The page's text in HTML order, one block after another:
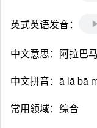
英式英语发音：
中文意思：阿拉巴
中文拼音：ā lā bā
常用领域：综合